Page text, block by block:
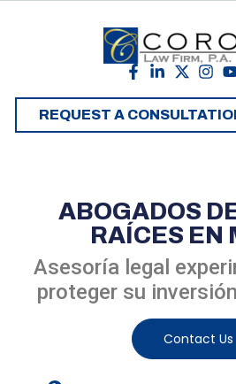
REQUEST A
ABOGADOS
RAÍCES EN
Asesoría legal
proteger su
Contact Us